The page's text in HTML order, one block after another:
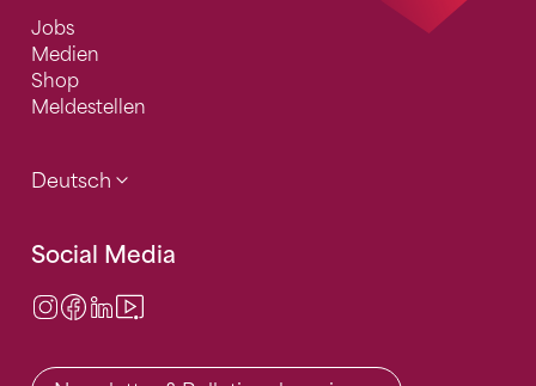
Jobs
Medien
Shop
Meldestellen
Deutsch
Social Media
Instagram
Facebook
LinkedIn